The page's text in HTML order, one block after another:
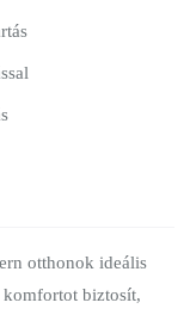
otthonok ideális
komfortot biztosít,